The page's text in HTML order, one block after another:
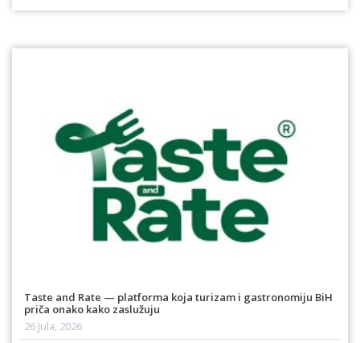
Taste and Rate — platforma koja turizam i gastronomiju BiH
priča onako kako zaslužuju
26 Jula, 2026